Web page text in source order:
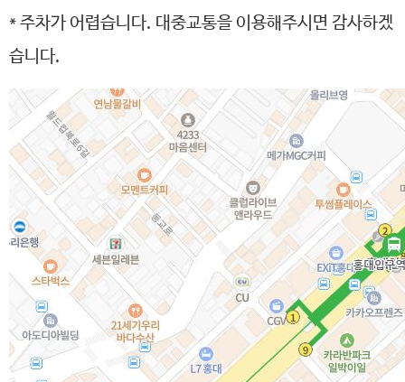
* 주차가 어렵습니다. 대중교통을 이용해주시면 감사하겠
습니다.